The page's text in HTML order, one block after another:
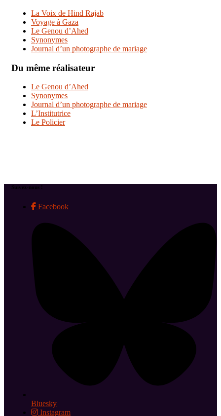
La Voix de Hind Rajab
Voyage à Gaza
Le Genou d’Ahed
Synonymes
Journal d’un photographe de mariage
Du même réalisateur
Le Genou d’Ahed
Synonymes
Journal d’un photographe de mariage
L’Institutrice
Le Policier
Suivez-nous !
Facebook
Bluesky
Instagram